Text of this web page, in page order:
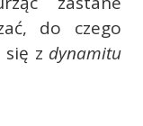
do czego
z dynamitu